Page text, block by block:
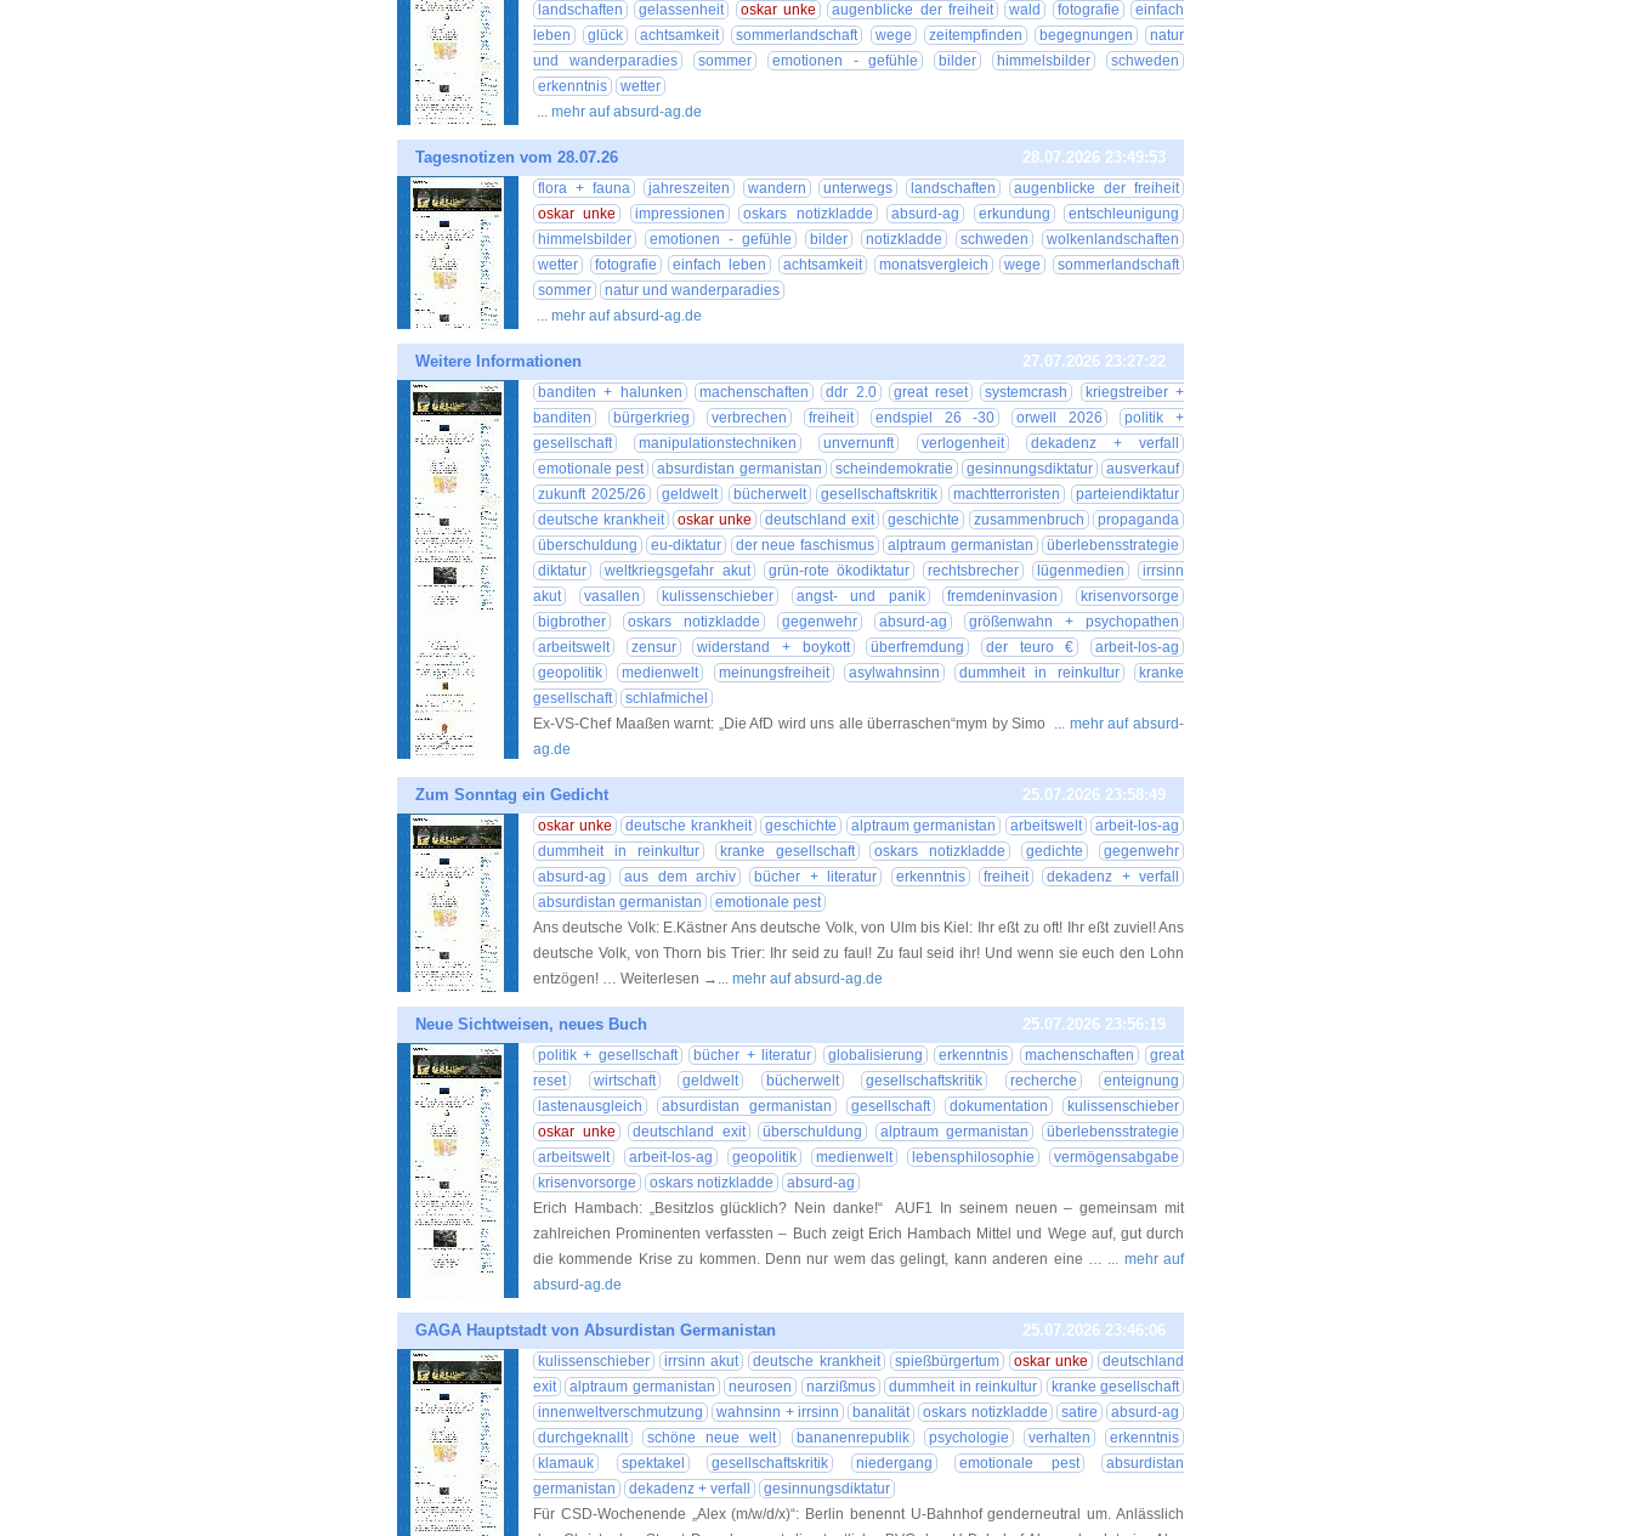
landschaften
gelassenheit oskar unke augenblicke der freiheit wald fotografie
einfach
leben
glück achtsamkeit sommerlandschaft wege zeitempfinden begegnungen
natur
und wanderparadies
sommer emotionen - gefühle bilder himmelsbilder
schweden
erkenntnis
wetter
... mehr auf absurd-ag.de
Tagesnotizen vom 28.07.26 28.07.2026 23:49:53
flora + fauna jahreszeiten wandern unterwegs landschaften
augenblicke der freiheit
oskar unke
impressionen oskars notizkladde absurd-ag erkundung
entschleunigung
himmelsbilder
emotionen - gefühle bilder notizkladde schweden
wolkenlandschaften
wetter
fotografie einfach leben achtsamkeit monatsvergleich wege
sommerlandschaft
sommer
natur und wanderparadies
... mehr auf absurd-ag.de
Weitere Informationen 27.07.2026 23:27:22
banditen + halunken machenschaften ddr 2.0 great reset systemcrash
kriegstreiber +
banditen
bürgerkrieg verbrechen freiheit endspiel 26 -30 orwell 2026
politik +
gesellschaft
manipulationstechniken unvernunft verlogenheit
dekadenz + verfall
emotionale pest
absurdistan germanistan scheindemokratie gesinnungsdiktatur
ausverkauf
zukunft 2025/26
geldwelt bücherwelt gesellschaftskritik machtterroristen
parteiendiktatur
deutsche krankheit
oskar unke deutschland exit geschichte zusammenbruch
propaganda
überschuldung
eu-diktatur der neue faschismus alptraum germanistan
überlebensstrategie
diktatur
weltkriegsgefahr akut grün-rote ökodiktatur rechtsbrecher lügenmedien
irrsinn
akut
vasallen kulissenschieber angst- und panik fremdeninvasion
krisenvorsorge
bigbrother
oskars notizkladde gegenwehr absurd-ag
größenwahn + psychopathen
arbeitswelt
zensur widerstand + boykott überfremdung der teuro €
arbeit-los-ag
geopolitik
medienwelt meinungsfreiheit asylwahnsinn dummheit in reinkultur
kranke
gesellschaft
schlafmichel
Ex-VS-Chef Maaßen warnt: „Die AfD wird uns alle überraschen“mym by Simo ... mehr auf absurd-
ag.de
Zum Sonntag ein Gedicht 25.07.2026 23:58:49
oskar unke deutsche krankheit geschichte alptraum germanistan arbeitswelt
arbeit-los-ag
dummheit in reinkultur
kranke gesellschaft oskars notizkladde gedichte
gegenwehr
absurd-ag
aus dem archiv bücher + literatur erkenntnis freiheit
dekadenz + verfall
absurdistan germanistan
emotionale pest
Ans deutsche Volk: E.Kästner Ans deutsche Volk, von Ulm bis Kiel: Ihr eßt zu oft! Ihr eßt zuviel! Ans
deutsche Volk, von Thorn bis Trier: Ihr seid zu faul! Zu faul seid ihr! Und wenn sie euch den Lohn
entzögen! … Weiterlesen → ... mehr auf absurd-ag.de
Neue Sichtweisen, neues Buch 25.07.2026 23:56:19
politik + gesellschaft bücher + literatur globalisierung erkenntnis machenschaften
great
reset
wirtschaft geldwelt bücherwelt gesellschaftskritik recherche
enteignung
lastenausgleich
absurdistan germanistan gesellschaft dokumentation
kulissenschieber
oskar unke
deutschland exit überschuldung alptraum germanistan
überlebensstrategie
arbeitswelt
arbeit-los-ag geopolitik medienwelt lebensphilosophie
vermögensabgabe
krisenvorsorge
oskars notizkladde
absurd-ag
Erich Hambach: „Besitzlos glücklich? Nein danke!“ AUF1 In seinem neuen – gemeinsam mit
zahlreichen Prominenten verfassten – Buch zeigt Erich Hambach Mittel und Wege auf, gut durch
die kommende Krise zu kommen. Denn nur wem das gelingt, kann anderen eine … ... mehr auf
absurd-ag.de
GAGA Hauptstadt von Absurdistan Germanistan 25.07.2026 23:46:06
kulissenschieber irrsinn akut deutsche krankheit spießbürgertum oskar unke
deutschland
exit
alptraum germanistan neurosen narzißmus dummheit in reinkultur
kranke gesellschaft
innenweltverschmutzung
wahnsinn + irrsinn banalität oskars notizkladde satire
absurd-ag
durchgeknallt
schöne neue welt bananenrepublik psychologie verhalten
erkenntnis
klamauk
spektakel gesellschaftskritik niedergang emotionale pest
absurdistan
germanistan
dekadenz + verfall
gesinnungsdiktatur
Für CSD-Wochenende „Alex (m/w/d/x)“: Berlin benennt U-Bahnhof genderneutral um. Anlässlich